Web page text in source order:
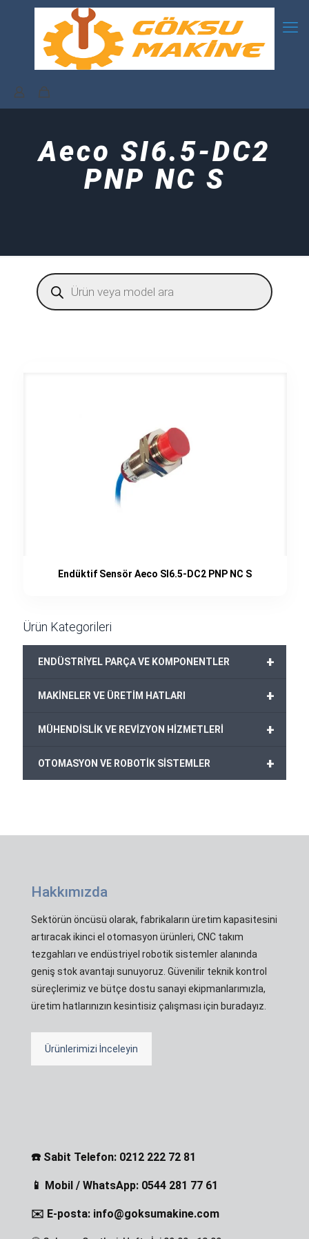
Aeco SI6.5-DC2
PNP NC S
Products
search
Endüktif Sensör Aeco SI6.5-DC2 PNP NC S
Ürün Kategorileri
+
ENDÜSTRİYEL PARÇA VE KOMPONENTLER
+
MAKİNELER VE ÜRETİM HATLARI
+
MÜHENDİSLİK VE REVİZYON HİZMETLERİ
+
OTOMASYON VE ROBOTİK SİSTEMLER
Hakkımızda
Sektörün öncüsü olarak, fabrikaların üretim kapasitesini
artıracak ikinci el otomasyon ürünleri, CNC takım
tezgahları ve endüstriyel robotik sistemler alanında
geniş stok avantajı sunuyoruz. Güvenilir teknik kontrol
süreçlerimiz ve bütçe dostu sanayi ekipmanlarımızla,
üretim hatlarınızın kesintisiz çalışması için buradayız.
Ürünlerimizi İnceleyin
☎️ Sabit Telefon: 0212 222 72 81
📱 Mobil / WhatsApp: 0544 281 77 61
✉️ E-posta: info@goksumakine.com